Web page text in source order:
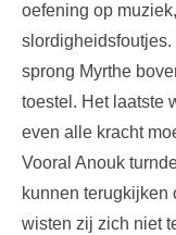
oefening op
sprong Myrthe
toestel. Het laatste
even alle kracht
Vooral Anouk
kunnen terugkijken
wisten zij zich niet